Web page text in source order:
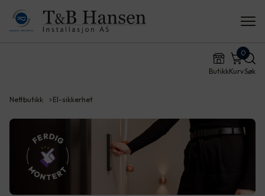
ButikkKurv
0
Søk
Nettbutikk El-sikkerhet